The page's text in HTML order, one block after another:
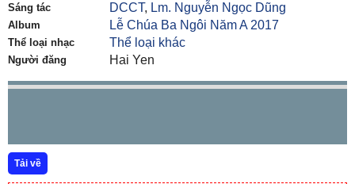
Sáng tác DCCT, Lm. Nguyễn Ngọc Dũng
Album Lễ Chúa Ba Ngôi Năm A 2017
Thể loại nhạc Thể loại khác
Người đăng Hai Yen
Tải về